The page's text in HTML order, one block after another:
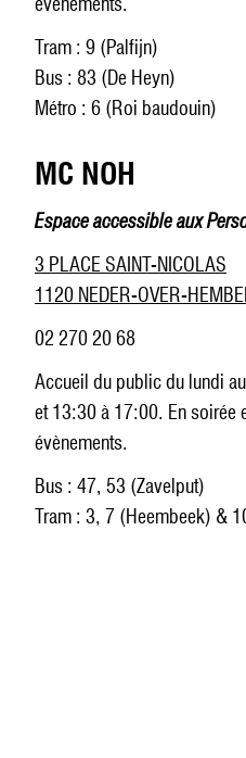
Tram : 9 (Palfijn)
Bus : 83 (De Heyn)
Métro : 6 (Roi baudouin)
MC NOH
Espace accessible aux
3 PLACE SAINT-NICOLAS
1120 NEDER-OVER-
02 270 20 68
Accueil du public du lundi
et 13:30 à 17:00. En soirée
évènements.
Bus : 47, 53 (Zavelput)
Tram : 3, 7 (Heembeek) &